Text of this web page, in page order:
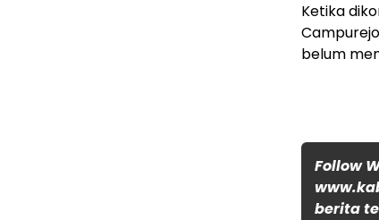
Ketika
belum
Follow
berita